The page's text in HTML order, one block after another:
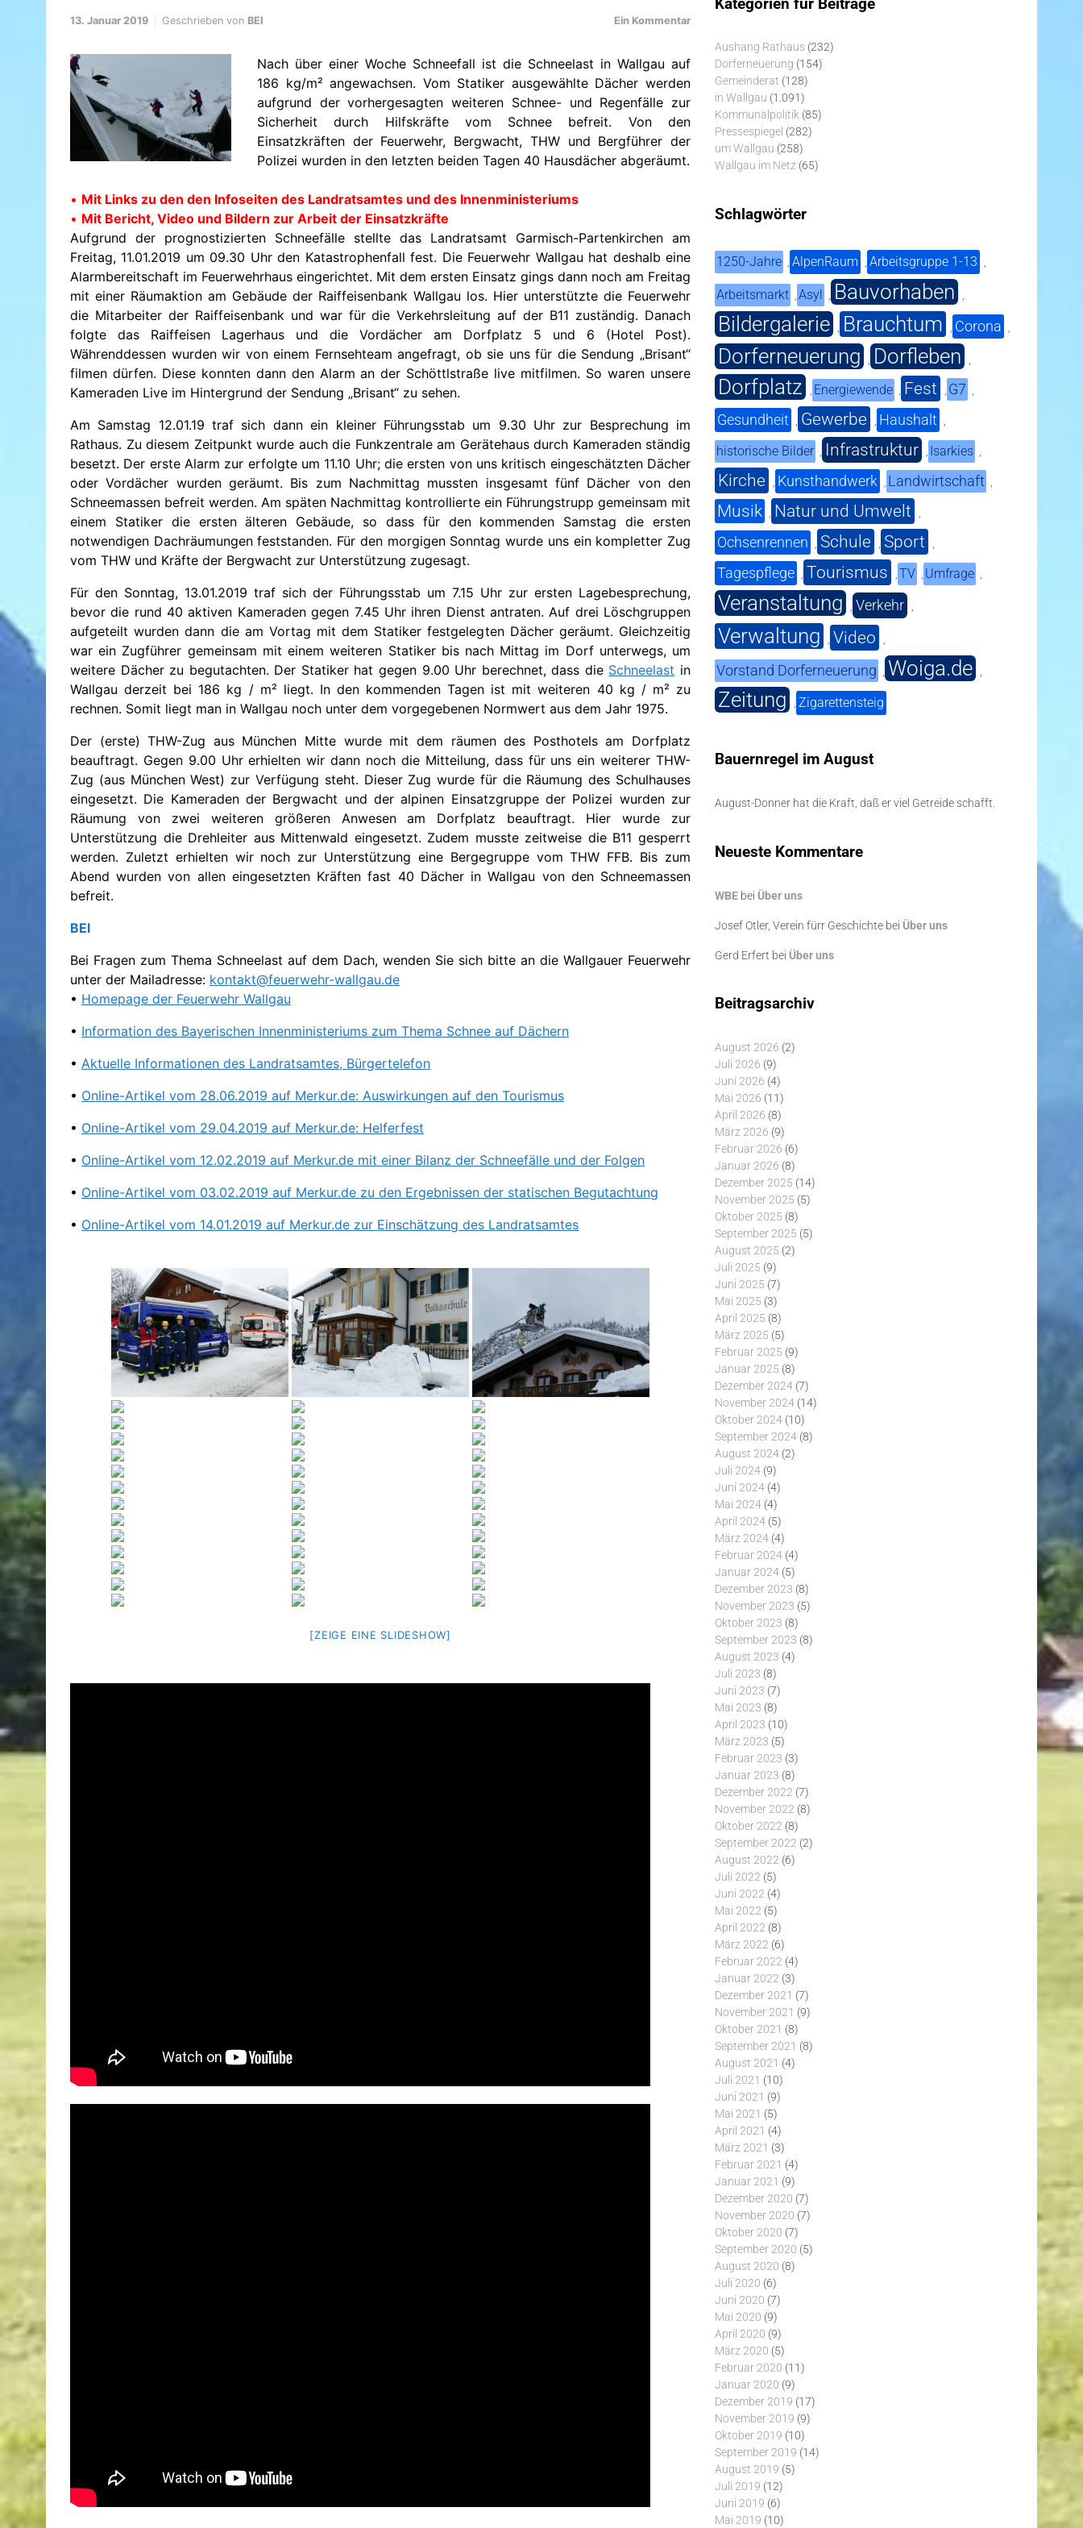
13. Januar 2019 Geschrieben von BEI Ein Kommentar
Nach über einer Woche Schneefall ist die Schneelast in Wallgau auf
186 kg/m² angewachsen. Vom Statiker ausgewählte Dächer werden
aufgrund der vorhergesagten weiteren Schnee- und Regenfälle zur
Sicherheit durch Hilfskräfte vom Schnee befreit. Von den
Einsatzkräften der Feuerwehr, Bergwacht, THW und Bergführer der
Polizei wurden in den letzten beiden Tagen 40 Hausdächer abgeräumt.
• Mit Links zu den den Infoseiten des Landratsamtes und des Innenministeriums
• Mit Bericht, Video und Bildern zur Arbeit der Einsatzkräfte
Aufgrund der prognostizierten Schneefälle stellte das Landratsamt Garmisch-Partenkirchen am
Freitag, 11.01.2019 um 09.30 Uhr den Katastrophenfall fest. Die Feuerwehr Wallgau hat deshalb eine
Alarmbereitschaft im Feuerwehrhaus eingerichtet. Mit dem ersten Einsatz gings dann noch am Freitag
mit einer Räumaktion am Gebäude der Raiffeisenbank Wallgau los. Hier unterstützte die Feuerwehr
die Mitarbeiter der Raiffeisenbank und war für die Verkehrsleitung auf der B11 zuständig. Danach
folgte das Raiffeisen Lagerhaus und die Vordächer am Dorfplatz 5 und 6 (Hotel Post).
Währenddessen wurden wir von einem Fernsehteam angefragt, ob sie uns für die Sendung „Brisant“
filmen dürfen. Diese konnten dann den Alarm an der Schöttlstraße live mitfilmen. So waren unsere
Kameraden Live im Hintergrund der Sendung „Brisant“ zu sehen.
Am Samstag 12.01.19 traf sich dann ein kleiner Führungsstab um 9.30 Uhr zur Besprechung im
Rathaus. Zu diesem Zeitpunkt wurde auch die Funkzentrale am Gerätehaus durch Kameraden ständig
besetzt. Der erste Alarm zur erfolgte um 11.10 Uhr; die ersten von uns kritisch eingeschätzten Dächer
oder Vordächer wurden geräumt. Bis zum Nachmittag mussten insgesamt fünf Dächer von den
Schneemassen befreit werden. Am späten Nachmittag kontrollierte ein Führungstrupp gemeinsam mit
einem Statiker die ersten älteren Gebäude, so dass für den kommenden Samstag die ersten
notwendigen Dachräumungen feststanden. Für den morgigen Sonntag wurde uns ein kompletter Zug
vom THW und Kräfte der Bergwacht zur Unterstützung zugesagt.
Für den Sonntag, 13.01.2019 traf sich der Führungsstab um 7.15 Uhr zur ersten Lagebesprechung,
bevor die rund 40 aktiven Kameraden gegen 7.45 Uhr ihren Dienst antraten. Auf drei Löschgruppen
aufgeteilt wurden dann die am Vortag mit dem Statiker festgelegten Dächer geräumt. Gleichzeitig
war ein Zugführer gemeinsam mit einem weiteren Statiker bis nach Mittag im Dorf unterwegs, um
weitere Dächer zu begutachten. Der Statiker hat gegen 9.00 Uhr berechnet, dass die Schneelast in
Wallgau derzeit bei 186 kg / m² liegt. In den kommenden Tagen ist mit weiteren 40 kg / m² zu
rechnen. Somit liegt man in Wallgau noch unter dem vorgegebenen Normwert aus dem Jahr 1975.
Der (erste) THW-Zug aus München Mitte wurde mit dem räumen des Posthotels am Dorfplatz
beauftragt. Gegen 9.00 Uhr erhielten wir dann noch die Mitteilung, dass für uns ein weiterer THW-
Zug (aus München West) zur Verfügung steht. Dieser Zug wurde für die Räumung des Schulhauses
eingesetzt. Die Kameraden der Bergwacht und der alpinen Einsatzgruppe der Polizei wurden zur
Räumung von zwei weiteren größeren Anwesen am Dorfplatz beauftragt. Hier wurde zur
Unterstützung die Drehleiter aus Mittenwald eingesetzt. Zudem musste zeitweise die B11 gesperrt
werden. Zuletzt erhielten wir noch zur Unterstützung eine Bergegruppe vom THW FFB. Bis zum
Abend wurden von allen eingesetzten Kräften fast 40 Dächer in Wallgau von den Schneemassen
befreit.
BEI
Bei Fragen zum Thema Schneelast auf dem Dach, wenden Sie sich bitte an die Wallgauer Feuerwehr
unter der Mailadresse: kontakt@feuerwehr-wallgau.de
• Homepage der Feuerwehr Wallgau
• Information des Bayerischen Innenministeriums zum Thema Schnee auf Dächern
• Aktuelle Informationen des Landratsamtes, Bürgertelefon
• Online-Artikel vom 28.06.2019 auf Merkur.de: Auswirkungen auf den Tourismus
• Online-Artikel vom 29.04.2019 auf Merkur.de: Helferfest
• Online-Artikel vom 12.02.2019 auf Merkur.de mit einer Bilanz der Schneefälle und der Folgen
• Online-Artikel vom 03.02.2019 auf Merkur.de zu den Ergebnissen der statischen Begutachtung
• Online-Artikel vom 14.01.2019 auf Merkur.de zur Einschätzung des Landratsamtes
[ZEIGE EINE SLIDESHOW]
Aushang Rathaus (232)
Dorferneuerung (154)
Gemeinderat (128)
in Wallgau (1.091)
Kommunalpolitik (85)
Pressespiegel (282)
um Wallgau (258)
Wallgau im Netz (65)
Schlagwörter
1250-Jahre , AlpenRaum , Arbeitsgruppe 1-13 ,
Arbeitsmarkt ,Asyl , Bauvorhaben ,
Bildergalerie , Brauchtum , Corona ,
Dorferneuerung , Dorfleben ,
Dorfplatz , Energiewende , Fest , G7 ,
Gesundheit , Gewerbe , Haushalt ,
historische Bilder , Infrastruktur , Isarkies ,
Kirche , Kunsthandwerk , Landwirtschaft ,
Musik , Natur und Umwelt ,
Ochsenrennen , Schule , Sport ,
Tagespflege , Tourismus ,TV , Umfrage ,
Veranstaltung , Verkehr ,
Verwaltung , Video ,
Vorstand Dorferneuerung , Woiga.de ,
Zeitung , Zigarettensteig
Bauernregel im August
August-Donner hat die Kraft, daß er viel Getreide schafft.
Neueste Kommentare
WBE bei Über uns
Josef Otler, Verein fürr Geschichte bei Über uns
Gerd Erfert bei Über uns
Beitragsarchiv
August 2026 (2)
Juli 2026 (9)
Juni 2026 (4)
Mai 2026 (11)
April 2026 (8)
März 2026 (9)
Februar 2026 (6)
Januar 2026 (8)
Dezember 2025 (14)
November 2025 (5)
Oktober 2025 (8)
September 2025 (5)
August 2025 (2)
Juli 2025 (9)
Juni 2025 (7)
Mai 2025 (3)
April 2025 (8)
März 2025 (5)
Februar 2025 (9)
Januar 2025 (8)
Dezember 2024 (7)
November 2024 (14)
Oktober 2024 (10)
September 2024 (8)
August 2024 (2)
Juli 2024 (9)
Juni 2024 (4)
Mai 2024 (4)
April 2024 (5)
März 2024 (4)
Februar 2024 (4)
Januar 2024 (5)
Dezember 2023 (8)
November 2023 (5)
Oktober 2023 (8)
September 2023 (8)
August 2023 (4)
Juli 2023 (8)
Juni 2023 (7)
Mai 2023 (8)
April 2023 (10)
März 2023 (5)
Februar 2023 (3)
Januar 2023 (8)
Dezember 2022 (7)
November 2022 (8)
Oktober 2022 (8)
September 2022 (2)
August 2022 (6)
Juli 2022 (5)
Juni 2022 (4)
Mai 2022 (5)
April 2022 (8)
März 2022 (6)
Februar 2022 (4)
Januar 2022 (3)
Dezember 2021 (7)
November 2021 (9)
Oktober 2021 (8)
September 2021 (8)
August 2021 (4)
Juli 2021 (10)
Juni 2021 (9)
Mai 2021 (5)
April 2021 (4)
März 2021 (3)
Februar 2021 (4)
Januar 2021 (9)
Dezember 2020 (7)
November 2020 (7)
Oktober 2020 (7)
September 2020 (5)
August 2020 (8)
Juli 2020 (6)
Juni 2020 (7)
Mai 2020 (9)
April 2020 (9)
März 2020 (5)
Februar 2020 (11)
Januar 2020 (9)
Dezember 2019 (17)
November 2019 (9)
Oktober 2019 (10)
September 2019 (14)
August 2019 (5)
Juli 2019 (12)
Juni 2019 (6)
Mai 2019 (10)